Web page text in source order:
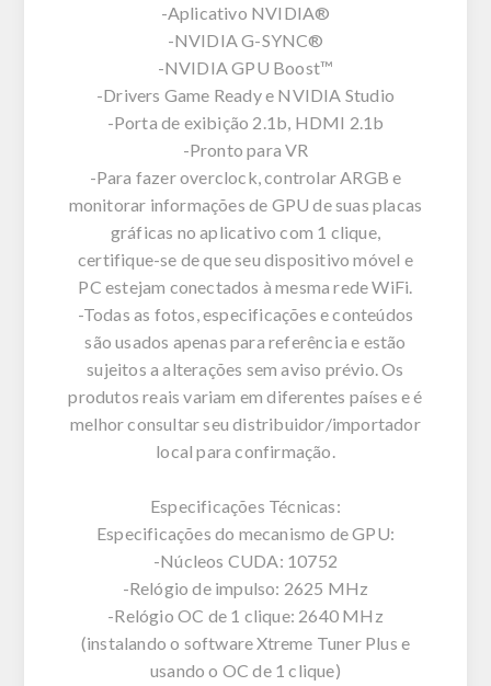
-Aplicativo NVIDIA®
-NVIDIA G-SYNC®
-NVIDIA GPU Boost™
-Drivers Game Ready e NVIDIA Studio
-Porta de exibição 2.1b, HDMI 2.1b
-Pronto para VR
-Para fazer overclock, controlar ARGB e
monitorar informações de GPU de suas placas
gráficas no aplicativo com 1 clique,
certifique-se de que seu dispositivo móvel e
PC estejam conectados à mesma rede WiFi.
-Todas as fotos, especificações e conteúdos
são usados apenas para referência e estão
sujeitos a alterações sem aviso prévio. Os
produtos reais variam em diferentes países e é
melhor consultar seu distribuidor/importador
local para confirmação.
Especificações Técnicas:
Especificações do mecanismo de GPU:
-Núcleos CUDA: 10752
-Relógio de impulso: 2625 MHz
-Relógio OC de 1 clique: 2640 MHz
(instalando o software Xtreme Tuner Plus e
usando o OC de 1 clique)